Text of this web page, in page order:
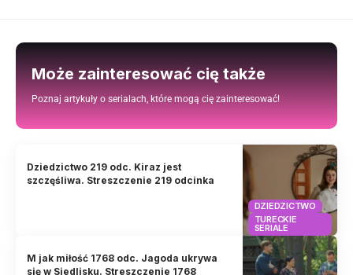
Może zainteresować cię także
Poznaj artykuły o serialach, które mogą cię zainteresować!
DZIEDZICTWO
TURECKIE
SERIALE
Dziedzictwo 219 odc. Kiraz jest
szczęśliwa. Streszczenie 219 odcinka
M jak miłość 1768 odc. Jagoda ukrywa
się w Siedlisku. Streszczenie 1768